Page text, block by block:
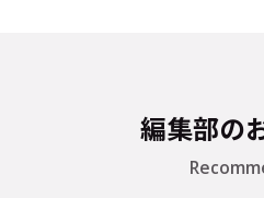
編集部の